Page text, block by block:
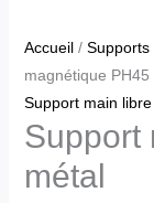
Accueil/ Supports
magnétique PH45
Support main libre
Support
métal